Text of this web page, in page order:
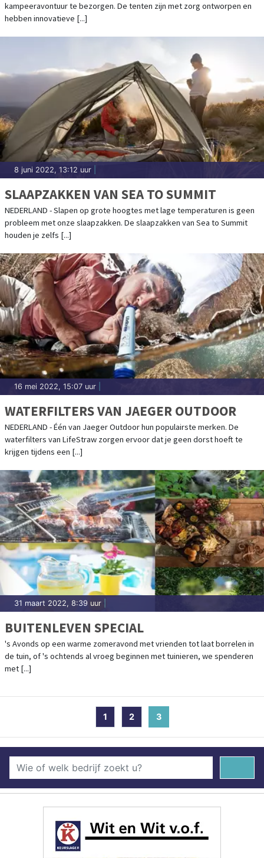
kampeeravontuur te bezorgen. De tenten zijn met zorg ontworpen en
hebben innovatieve [...]
8 juni 2022, 13:12 uur
SLAAPZAKKEN VAN SEA TO SUMMIT
NEDERLAND - Slapen op grote hoogtes met lage temperaturen is geen
probleem met onze slaapzakken. De slaapzakken van Sea to Summit
houden je zelfs [...]
16 mei 2022, 15:07 uur
WATERFILTERS VAN JAEGER OUTDOOR
NEDERLAND - Één van Jaeger Outdoor hun populairste merken. De
waterfilters van LifeStraw zorgen ervoor dat je geen dorst hoeft te
krijgen tijdens een [...]
31 maart 2022, 8:39 uur
BUITENLEVEN SPECIAL
's Avonds op een warme zomeravond met vrienden tot laat borrelen in
de tuin, of 's ochtends al vroeg beginnen met tuinieren, we spenderen
met [...]
1 2 3(current)